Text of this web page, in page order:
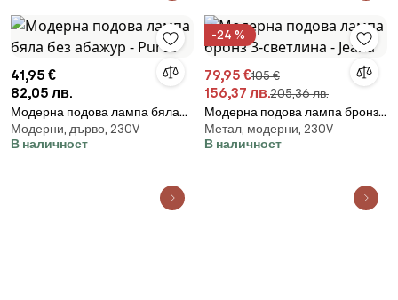
41,95 €
82,05 лв.
Модерна подова лампа бяла
без абажур - Puros
Модерни, дърво, 230V
В наличност
-24 %
79,95 €105 €
156,37 лв.205,36 лв.
Модерна подова лампа бронз
3-светлина - Jeana
Метал, модерни, 230V
В наличност